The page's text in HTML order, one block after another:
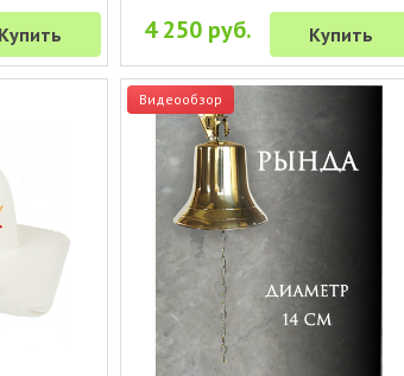
Купить 4 250 руб. Купить
Видеообзор